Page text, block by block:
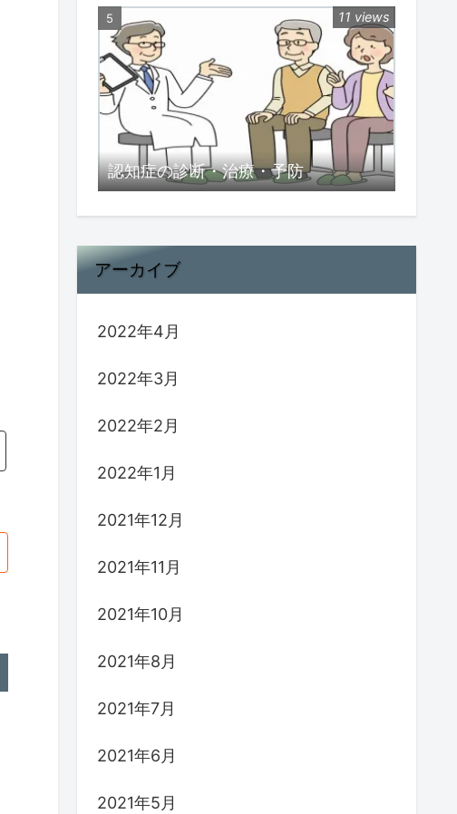
認知症の診断・治療・予防
11 views
アーカイブ
2022年4月
2022年3月
2022年2月
2022年1月
2021年12月
2021年11月
2021年10月
2021年8月
2021年7月
2021年6月
2021年5月